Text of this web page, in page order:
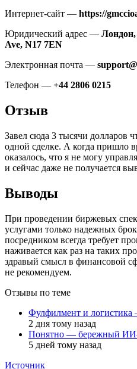
Интернет-сайт — https://
Юридический адрес — Лондон,
Ave, N17 7EN
Электронная почта — support@
Телефон — +44 2806 0215
Отзыв
Завел сюда 3 тысячи долларов
одной сделке. А когда пришло
оказалось, что я не могу
и сейчас даже не получается
Выводы
При проведении биржевых
услугами только надежных
посредником всегда требует
наживается как раз на таких
здравый смысл в финансовой
не рекомендуем.
Отзывы по теме
Фулфилмент и логистика
2 дня тому назад
Понятно — бережный ИИ-
5 дней тому назад
Источник